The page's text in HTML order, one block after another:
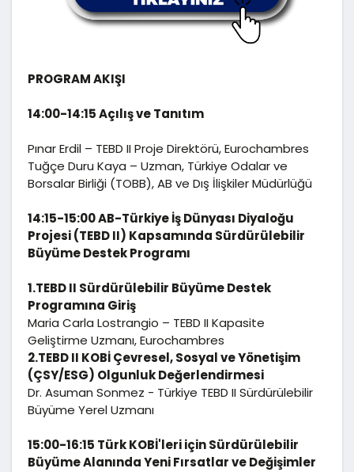
PROGRAM AKIŞI
14:00-14:15 Açılış ve Tanıtım
Pınar Erdil – TEBD II Proje Direktörü, Eurochambres
Tuğçe Duru Kaya – Uzman, Türkiye Odalar ve
Borsalar Birliği (TOBB), AB ve Dış İlişkiler Müdürlüğü
14:15-15:00 AB-Türkiye İş Dünyası Diyaloğu
Projesi (TEBD II) Kapsamında Sürdürülebilir
Büyüme Destek Programı
1.TEBD II Sürdürülebilir Büyüme Destek
Programına Giriş
Maria Carla Lostrangio – TEBD II Kapasite
Geliştirme Uzmanı, Eurochambres
2.TEBD II KOBİ Çevresel, Sosyal ve Yönetişim
(ÇSY/ESG) Olgunluk Değerlendirmesi
Dr. Asuman Sonmez - Türkiye TEBD II Sürdürülebilir
Büyüme Yerel Uzmanı
15:00-16:15 Türk KOBİ'leri için Sürdürülebilir
Büyüme Alanında Yeni Fırsatlar ve Değişimler